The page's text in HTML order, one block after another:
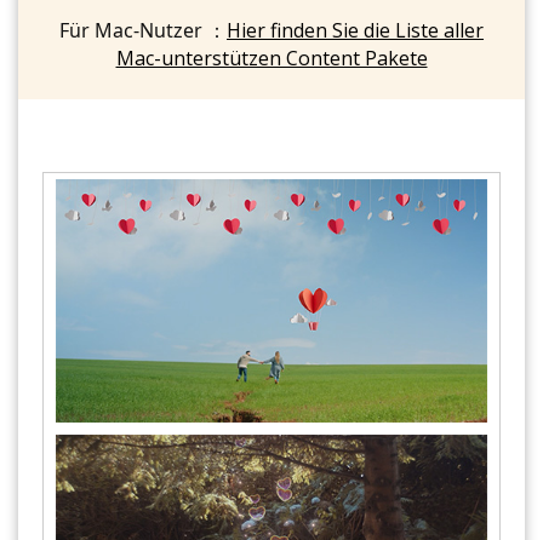
Für Mac-Nutzer ： Hier finden Sie die Liste aller
Mac-unterstützen Content Pakete